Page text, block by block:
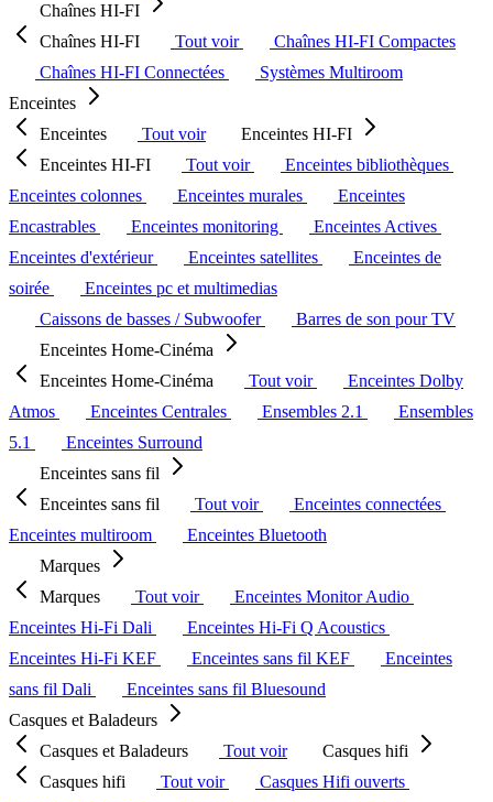
Chaînes HI-FI
Chaînes HI-FI
Tout voir
Chaînes HI-FI Compactes
Chaînes HI-FI Connectées
Systèmes Multiroom
Enceintes
Enceintes
Tout voir
Enceintes HI-FI
Enceintes HI-FI
Tout voir
Enceintes bibliothèques
Enceintes colonnes
Enceintes murales
Enceintes
Encastrables
Enceintes monitoring
Enceintes Actives
Enceintes d'extérieur
Enceintes satellites
Enceintes de
soirée
Enceintes pc et multimedias
Caissons de basses / Subwoofer
Barres de son pour TV
Enceintes Home-Cinéma
Enceintes Home-Cinéma
Tout voir
Enceintes Dolby
Atmos
Enceintes Centrales Ensembles 2.1
Ensembles
5.1
Enceintes Surround
Enceintes sans fil
Enceintes sans fil
Tout voir
Enceintes connectées
Enceintes multiroom
Enceintes Bluetooth
Marques
Marques
Tout voir
Enceintes Monitor Audio
Enceintes Hi-Fi Dali
Enceintes Hi-Fi Q Acoustics
Enceintes Hi-Fi KEF
Enceintes sans fil KEF
Enceintes
sans fil Dali
Enceintes sans fil Bluesound
Casques et Baladeurs
Casques et Baladeurs
Tout voir
Casques hifi
Casques hifi
Tout voir
Casques Hifi ouverts